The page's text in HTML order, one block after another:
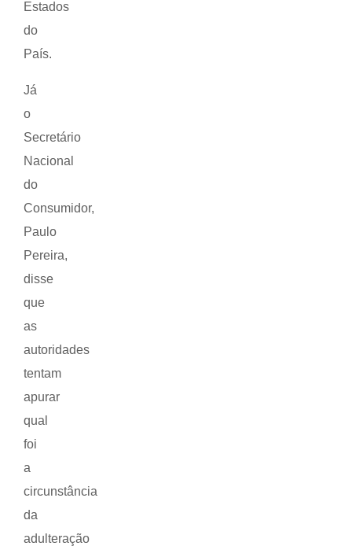
Estados
do
País.
Já
o
Secretário
Nacional
do
Consumidor,
Paulo
Pereira,
disse
que
as
autoridades
tentam
apurar
qual
foi
a
circunstância
da
adulteração